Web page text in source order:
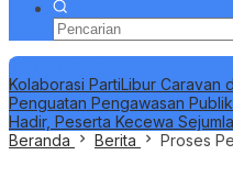
Berita Terbaru
Kolaborasi PartiLibur Caravan
Penguatan Pengawasan Publik
Hadir, Peserta Kecewa
Beranda
Berita Proses